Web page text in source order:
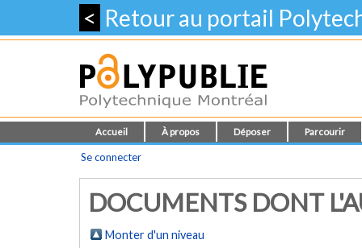
< Retour au portail
Accueil À propos Déposer Parcourir
Se connecter
DOCUMENTS DONT
Monter d'un niveau